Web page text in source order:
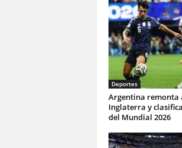
Deportes
Argentina remonta
Inglaterra y
del Mundial 2026